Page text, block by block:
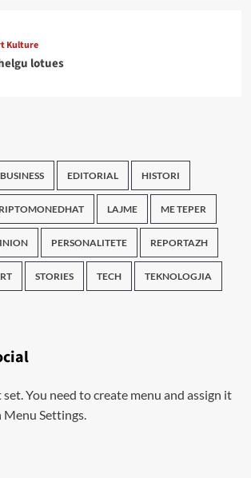
Kulture
lotues
BUSINESS EDITORIAL HISTORI
LAJME ME TEPER
PERSONALITETE REPORTAZH
STORIES TECH TEKNOLOGJIA
set. You need to create menu and assign it
Settings.